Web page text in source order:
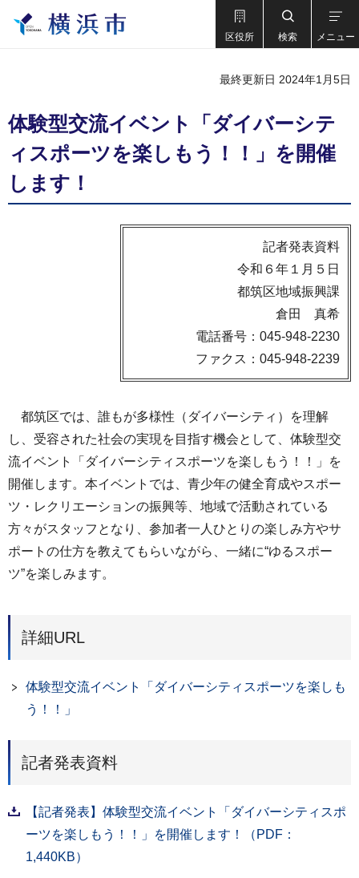
区役所 検索 メニュー
最終更新日 2024年1月5日
体験型交流イベント「ダイバーシテ
ィスポーツを楽しもう！！」を開催
します！
記者発表資料
令和６年１月５日
都筑区地域振興課
倉田 真希
電話番号：045-948-2230
ファクス：045-948-2239
都筑区では、誰もが多様性（ダイバーシティ）を理解
し、受容された社会の実現を目指す機会として、体験型交
流イベント「ダイバーシティスポーツを楽しもう！！」を
開催します。本イベントでは、青少年の健全育成やスポー
ツ・レクリエーションの振興等、地域で活動されている
方々がスタッフとなり、参加者一人ひとりの楽しみ方やサ
ポートの仕方を教えてもらいながら、一緒に“ゆるスポー
ツ”を楽しみます。
詳細URL
体験型交流イベント「ダイバーシティスポーツを楽しも
う！！」
記者発表資料
【記者発表】体験型交流イベント「ダイバーシティスポ
ーツを楽しもう！！」を開催します！（PDF：
1,440KB）